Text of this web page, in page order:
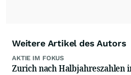
Weitere Artikel des Autors
AKTIE IM FOKUS
Zurich nach Halbjahreszahlen